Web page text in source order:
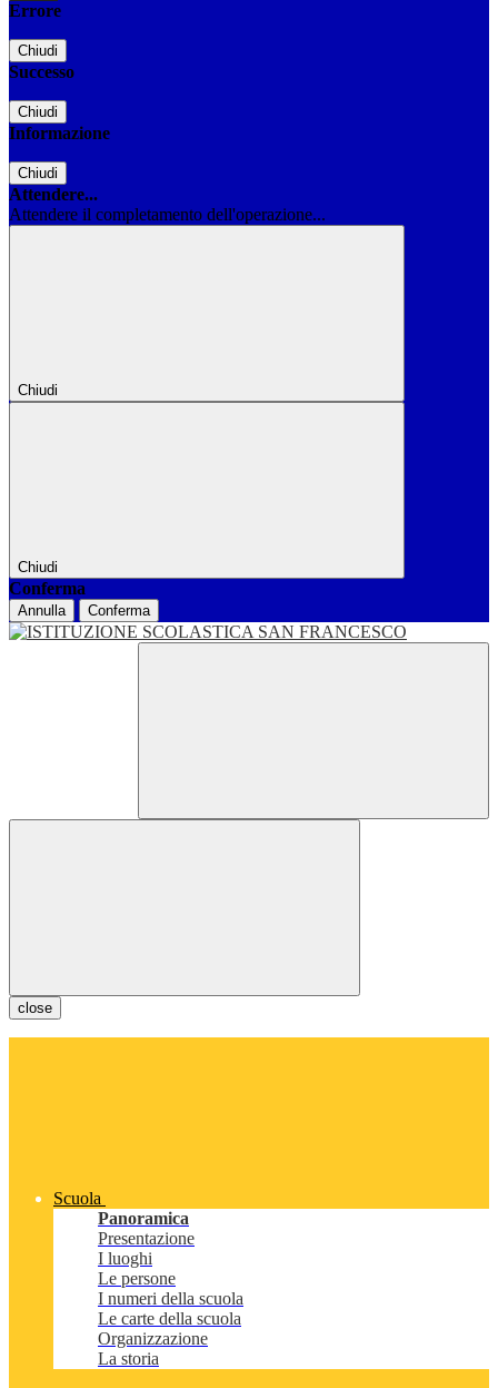
Errore
Chiudi
Successo
Chiudi
Informazione
Chiudi
Attendere...
Attendere il completamento dell'operazione...
Chiudi
Chiudi
Conferma
Annulla Conferma
close
Scuola
Panoramica
Presentazione
I luoghi
Le persone
I numeri della scuola
Le carte della scuola
Organizzazione
La storia